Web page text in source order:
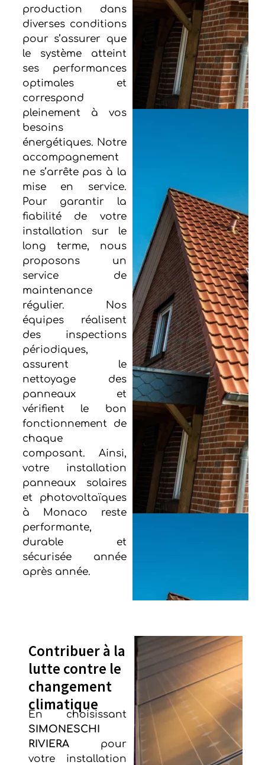
production dans
diverses conditions
pour s’assurer que
le système atteint
ses performances
optimales et
correspond
pleinement à vos
besoins
énergétiques. Notre
accompagnement
ne s’arrête pas à la
mise en service.
Pour garantir la
fiabilité de votre
installation sur le
long terme, nous
proposons un
service de
maintenance
régulier. Nos
équipes réalisent
des inspections
périodiques,
assurent le
nettoyage des
panneaux et
vérifient le bon
fonctionnement de
chaque
composant. Ainsi,
votre installation
panneaux solaires
et photovoltaïques
à Monaco reste
performante,
durable et
sécurisée année
après année.
Contribuer à la
lutte contre le
changement
climatique
En choisissant
SIMONESCHI
RIVIERApour
votre installation